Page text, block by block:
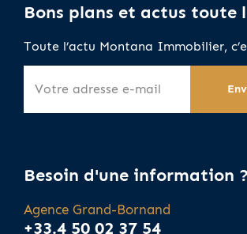
Bons plans et actus toute
Toute l’actu Montana Immobilier,
Besoin d'une information ?
Agence Grand-Bornand
+33.4 50 02 37 54